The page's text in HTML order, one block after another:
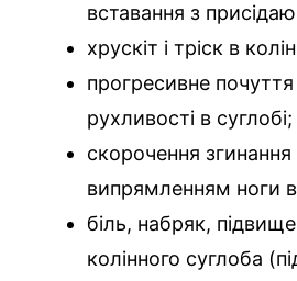
вставання з
хрускіт і тріск в
прогресивне
рухливості в суглобі;
скорочення
випрямленням ноги в
біль, набряк,
колінного суглоба